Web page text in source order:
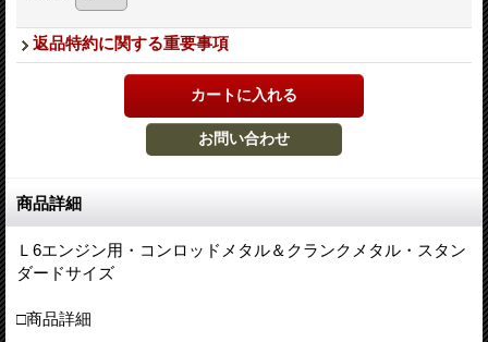
返品特約に関する重要事項
商品詳細
Ｌ6エンジン用・コンロッドメタル＆クランクメタル・スタン
ダードサイズ
□商品詳細